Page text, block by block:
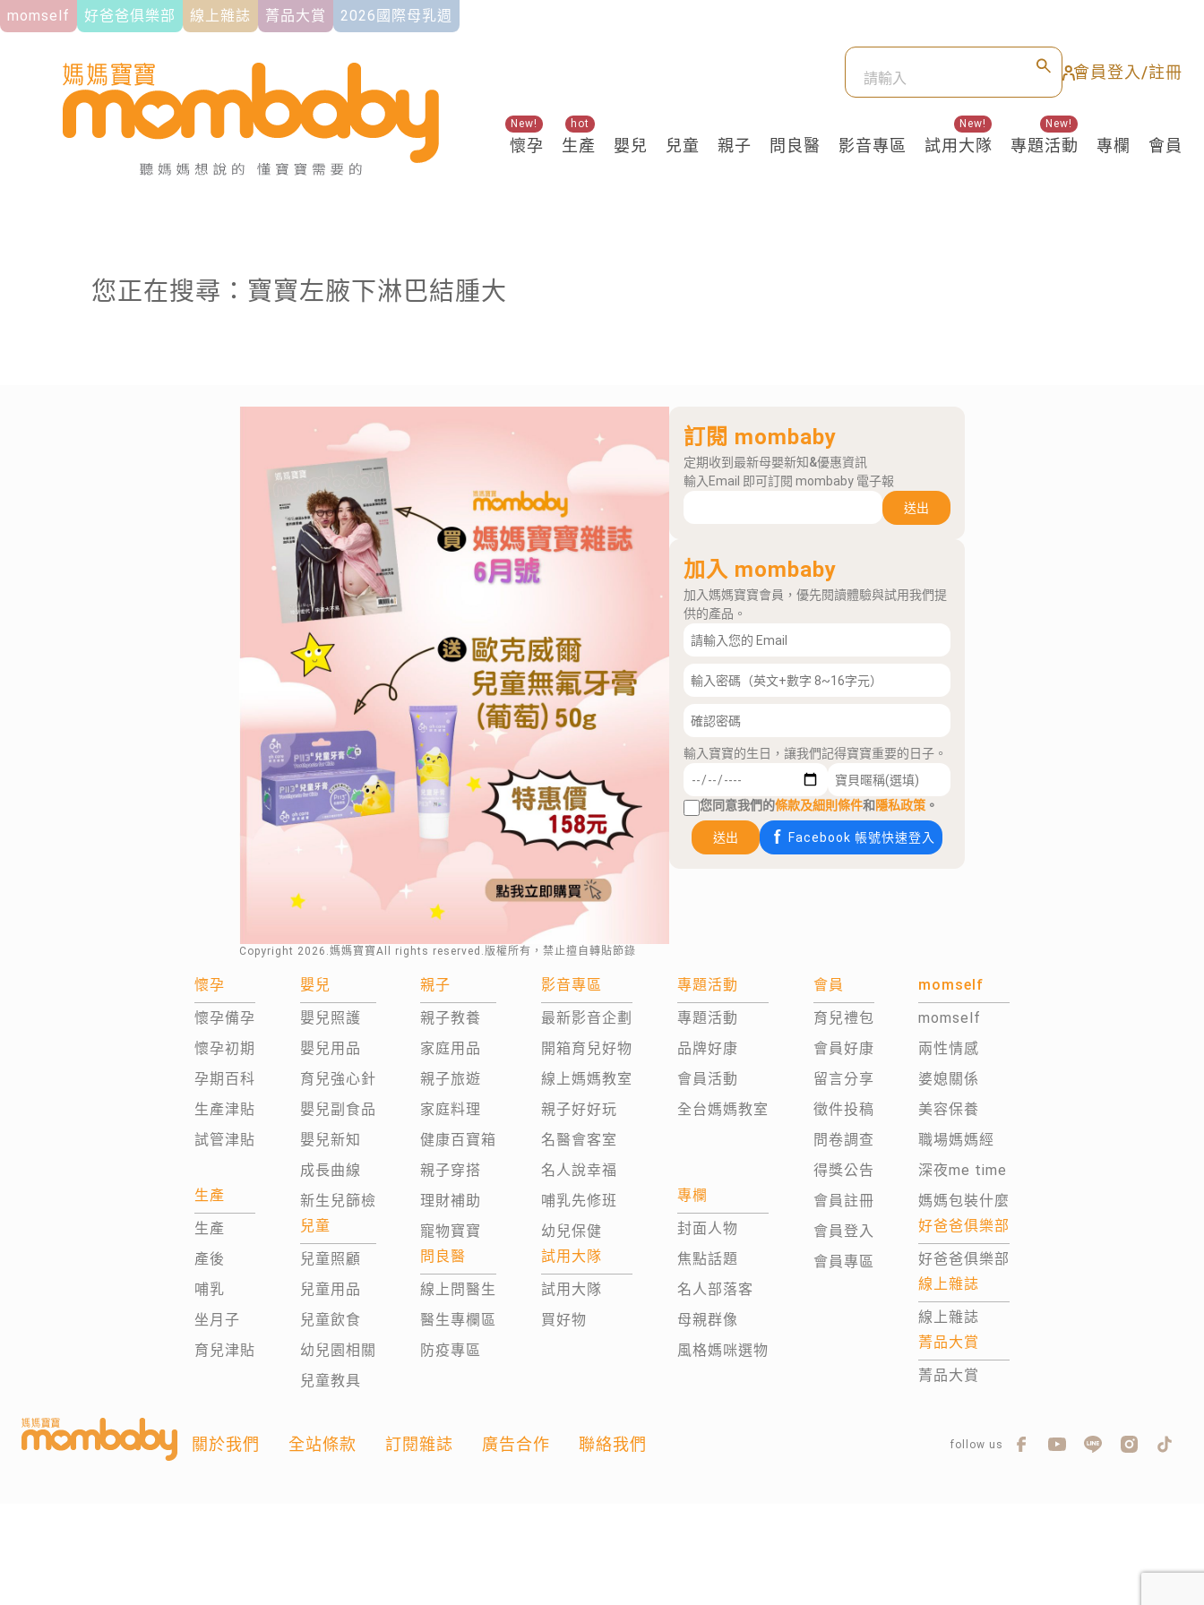
momself 好爸爸俱樂部 線上雜誌 菁品大賞 2026國際母乳週
會員登入/註冊
懷孕
New!
生產
hot
嬰兒 兒童 親子 問良醫 影音專區 試用大隊
New!
專題活動
New!
專欄 會員
關鍵熱搜
您正在搜尋：寶寶左腋下淋巴結腫大
Copyright 2026 .媽媽寶寶All rights reserved.版權所有，禁止擅自轉貼節錄
訂閱 mombaby
定期收到最新母嬰新知&優惠資訊
輸入Email 即可訂閱 mombaby 電子報
送出
加入 mombaby
加入媽媽寶寶會員，優先閱讀體驗與試用我們提
供的產品。
輸入寶寶的生日，讓我們記得寶寶重要的日子。
您同意我們的條款及細則條件和隱私政策 。
送出 Facebook 帳號快速登入
懷孕
懷孕備孕
懷孕初期
孕期百科
生產津貼
試管津貼
生產
生產
產後
哺乳
坐月子
育兒津貼
嬰兒
嬰兒照護
嬰兒用品
育兒強心針
嬰兒副食品
嬰兒新知
成長曲線
新生兒篩檢
兒童
兒童照顧
兒童用品
兒童飲食
幼兒園相關
兒童教具
親子
親子教養
家庭用品
親子旅遊
家庭料理
健康百寶箱
親子穿搭
理財補助
寵物寶寶
問良醫
線上問醫生
醫生專欄區
防疫專區
影音專區
最新影音企劃
開箱育兒好物
線上媽媽教室
親子好好玩
名醫會客室
名人說幸福
哺乳先修班
幼兒保健
試用大隊
試用大隊
買好物
專題活動
專題活動
品牌好康
會員活動
全台媽媽教室
專欄
封面人物
焦點話題
名人部落客
母親群像
風格媽咪選物
會員
育兒禮包
會員好康
留言分享
徵件投稿
問卷調查
得獎公告
會員註冊
會員登入
會員專區
momself
momself
兩性情感
婆媳關係
美容保養
職場媽媽經
深夜me time
媽媽包裝什麼
好爸爸俱樂部
好爸爸俱樂部
線上雜誌
線上雜誌
菁品大賞
菁品大賞
關於我們 全站條款 訂閱雜誌 廣告合作 聯絡我們 follow us